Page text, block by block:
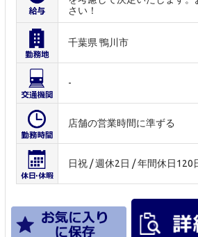
さい！
千葉県 鴨川市
-
店舗の営業時間に準ずる
日祝 / 週休2日 / 年間休日120